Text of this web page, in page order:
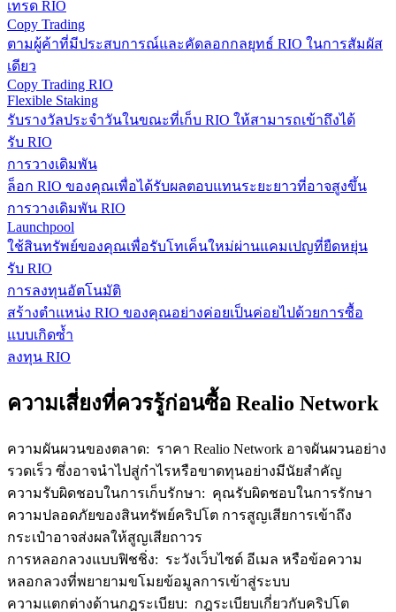
เทรด RIO
Copy Trading
ตามผู้ค้าที่มีประสบการณ์และคัดลอกกลยุทธ์ RIO ในการสัมผัส
เดียว
Copy Trading RIO
Flexible Staking
รับรางวัลประจำวันในขณะที่เก็บ RIO ให้สามารถเข้าถึงได้
รับ RIO
การวางเดิมพัน
ล็อก RIO ของคุณเพื่อได้รับผลตอบแทนระยะยาวที่อาจสูงขึ้น
การวางเดิมพัน RIO
Launchpool
ใช้สินทรัพย์ของคุณเพื่อรับโทเค็นใหม่ผ่านแคมเปญที่ยืดหยุ่น
รับ RIO
การลงทุนอัตโนมัติ
สร้างตำแหน่ง RIO ของคุณอย่างค่อยเป็นค่อยไปด้วยการซื้อ
แบบเกิดซ้ำ
ลงทุน RIO
ความเสี่ยงที่ควรรู้ก่อนซื้อ Realio Network
ความผันผวนของตลาด: ราคา Realio Network อาจผันผวนอย่าง
รวดเร็ว ซึ่งอาจนำไปสู่กำไรหรือขาดทุนอย่างมีนัยสำคัญ
ความรับผิดชอบในการเก็บรักษา: คุณรับผิดชอบในการรักษา
ความปลอดภัยของสินทรัพย์คริปโต การสูญเสียการเข้าถึง
กระเป๋าอาจส่งผลให้สูญเสียถาวร
การหลอกลวงแบบฟิชชิ่ง: ระวังเว็บไซต์ อีเมล หรือข้อความ
หลอกลวงที่พยายามขโมยข้อมูลการเข้าสู่ระบบ
ความแตกต่างด้านกฎระเบียบ: กฎระเบียบเกี่ยวกับคริปโต